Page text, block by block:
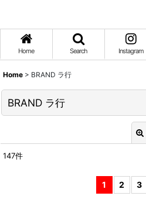
Home Search Instagram
Home > BRAND ラ行
BRAND ラ行
サブカテゴリ
147件
1 2 3